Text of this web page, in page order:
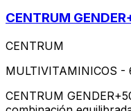
CENTRUM
CENTRUM
MULTIVITAMINICOS -
CENTRUM